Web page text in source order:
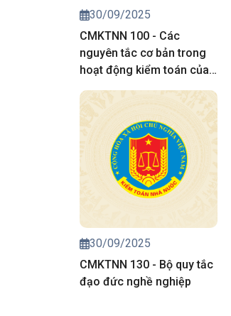
30/09/2025
CMKTNN 100 - Các
nguyên tắc cơ bản trong
hoạt động kiểm toán của
30/09/2025
CMKTNN 130 - Bộ quy tắc
đạo đức nghề nghiệp